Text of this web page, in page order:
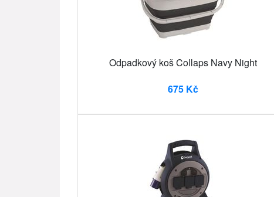
Odpadkový koš Collaps Navy Night
675 Kč